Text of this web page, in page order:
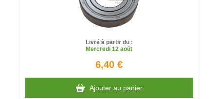
Livré à partir du :
Mercredi 12 août
6,40 €
Ajouter au panier